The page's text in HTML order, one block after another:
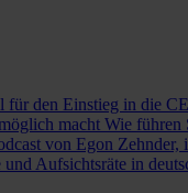
für den Einstieg in die
macht Wie führen
von Egon
Aufsichtsräte in